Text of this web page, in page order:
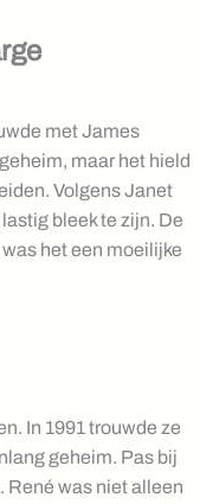
met James
maar het hield
Volgens Janet
bleek te zijn. De
het een moeilijke
In 1991 trouwde ze
geheim. Pas bij
René was niet alleen